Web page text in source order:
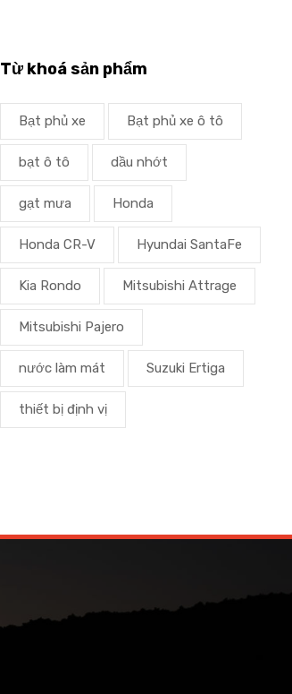
Từ khoá sản phẩm
Bạt phủ xe Bạt phủ xe ô tô
bạt ô tô dầu nhớt
gạt mưa Honda
Honda CR-V Hyundai SantaFe
Kia Rondo Mitsubishi Attrage
Mitsubishi Pajero
nước làm mát Suzuki Ertiga
thiết bị định vị